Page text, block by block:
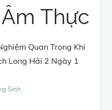
Thực
Quan Trọng Khi
Long Hải 2 Ngày 1
Sinh